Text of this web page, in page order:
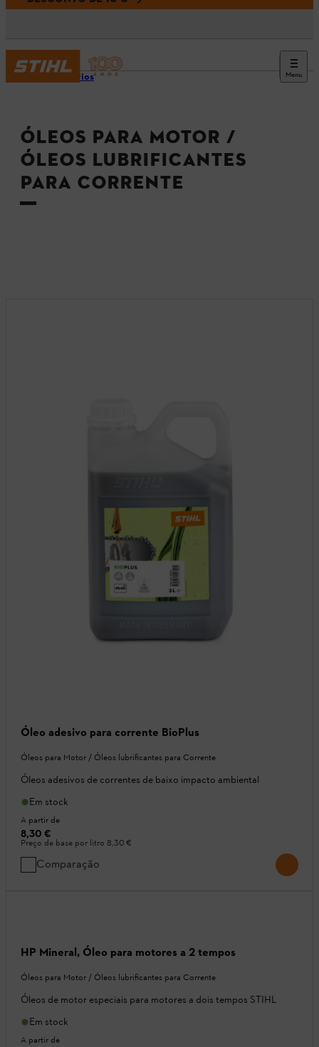
Menu
Acessórios
ÓLEOS PARA MOTOR /
ÓLEOS LUBRIFICANTES
PARA CORRENTE
Óleo adesivo para corrente BioPlus
Óleos para Motor / Óleos lubrificantes para Corrente
Óleos adesivos de correntes de baixo impacto ambiental
Em stock
A partir de
8,30 €
Preço de base por litro 8,30 €
Comparação
HP Mineral, Óleo para motores a 2 tempos
Óleos para Motor / Óleos lubrificantes para Corrente
Óleos de motor especiais para motores a dois tempos STIHL
Em stock
A partir de